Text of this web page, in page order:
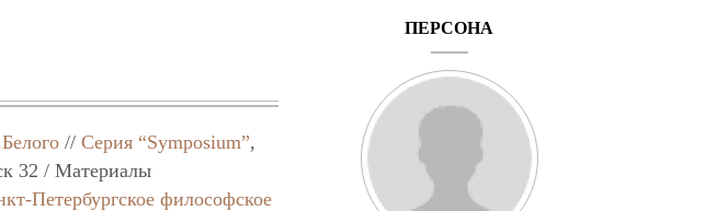
//Серия “Symposium”,
32 / Материалы
Петербургское философское
ПЕРСОНА